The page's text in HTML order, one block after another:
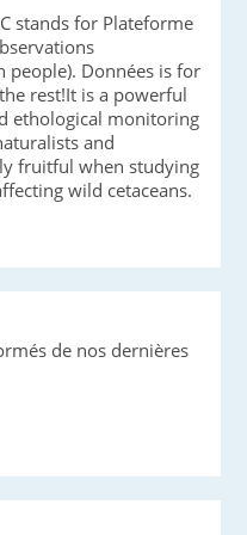
stands for Plateforme
people). Données is for
rest!It is a powerful
ethological monitoring
and
fruitful when studying
wild cetaceans.
de nos dernières